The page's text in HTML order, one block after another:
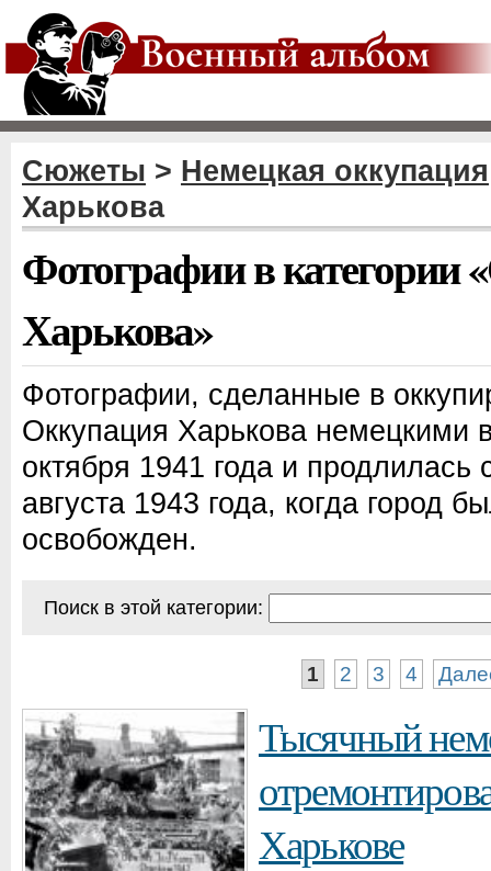
Сюжеты > Немецкая оккупация
Харькова
Фотографии в категории
Харькова»
Фотографии, сделанные в
Оккупация Харькова немецкими
октября 1941 года и
августа 1943 года, когда город
освобожден.
Поиск в этой категории:
1 2 3 4
Тысячный
Харькове